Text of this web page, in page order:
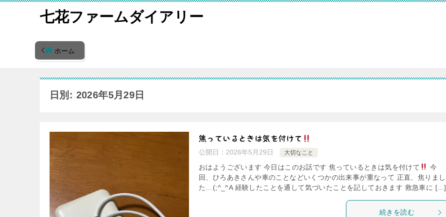
七花ファームダイアリー
ホーム
日別: 2026年5月29日
焦っているときは気を付けて
公開日： 2026年5月29日 大切なこと
おはようございます 今日はこのお話です 焦っているときは気を付けて
今
回、ひろあきさんや車のことなどいくつかの出来事が重なって 正直、焦りまし
た…(;^_^A 経験したことを通して気づいたことを記しておきます 救急車に […]
続きを読む